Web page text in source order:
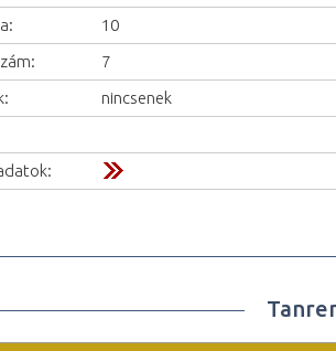
10
7
nincsenek